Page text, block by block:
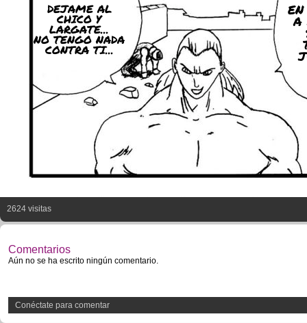
DEJAME AL
CHICO Y
LARGATE...
NO TENGO NADA
CONTRA TI...
A
2624 visitas
Comentarios
Aún no se ha escrito ningún comentario.
Conéctate para comentar